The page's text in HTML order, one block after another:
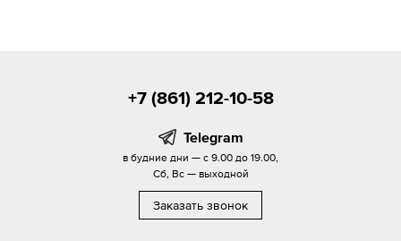
+7 (861) 212-10-58
Telegram
в будние дни — с 9.00 до 19.00,
Сб, Вс — выходной
Заказать звонок